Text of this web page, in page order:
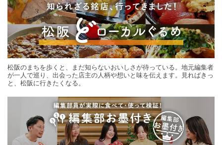
松阪のまちを歩くと、まだ知らないおいしさが待っている。地元編集者
が一人で巡り、出会った店主の人柄や想いと味を伝えます。見ればきっ
と、松阪に行きたくなる。